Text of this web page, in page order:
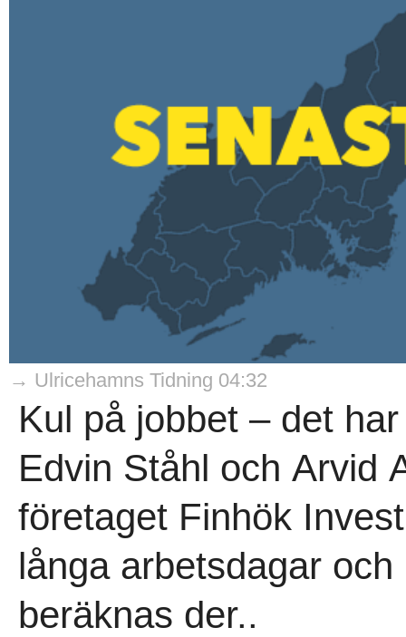
→ Ulricehamns Tidning 04:32
Kul på jobbet – det
Edvin Ståhl och Arvid
företaget Finhök
långa arbetsdagar
beräknas der..